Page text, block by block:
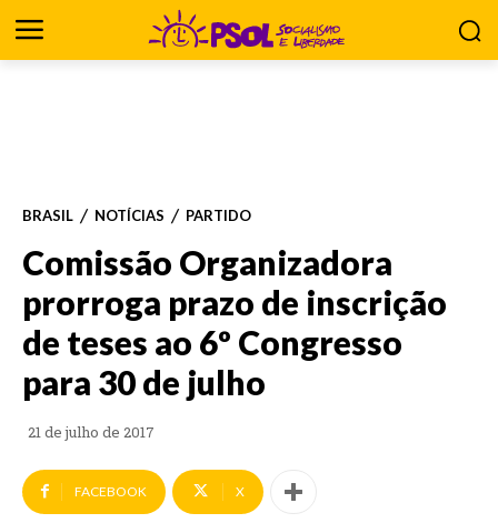
BRASIL NOTÍCIAS PARTIDO
Comissão Organizadora
prorroga prazo de inscrição
de teses ao 6º Congresso
para 30 de julho
21 de julho de 2017
FACEBOOK X